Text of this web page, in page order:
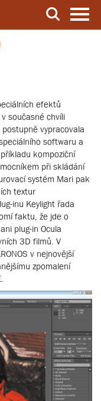
efektů
současné chvíli
vypracovala
softwaru a
kompoziční
při skládání
systém Mari pak
textur
inu Keylight řada
faktu, že jde o
plug-in Ocula
3D filmů. V
v nejnovější
zpomalení